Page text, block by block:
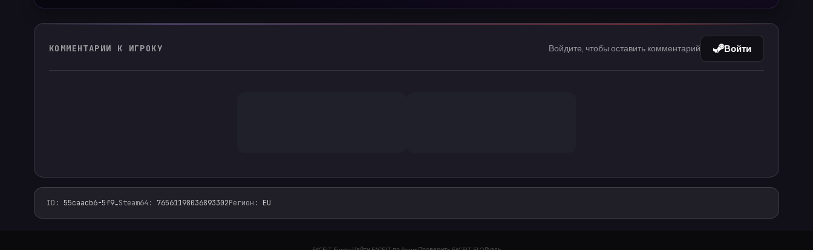
КОММЕНТАРИИ К ИГРОКУ Войдите, чтобы оставить комментарий Войти
ID : 55caacb6-5f9…Steam64 : 76561198036893302Регион : EU